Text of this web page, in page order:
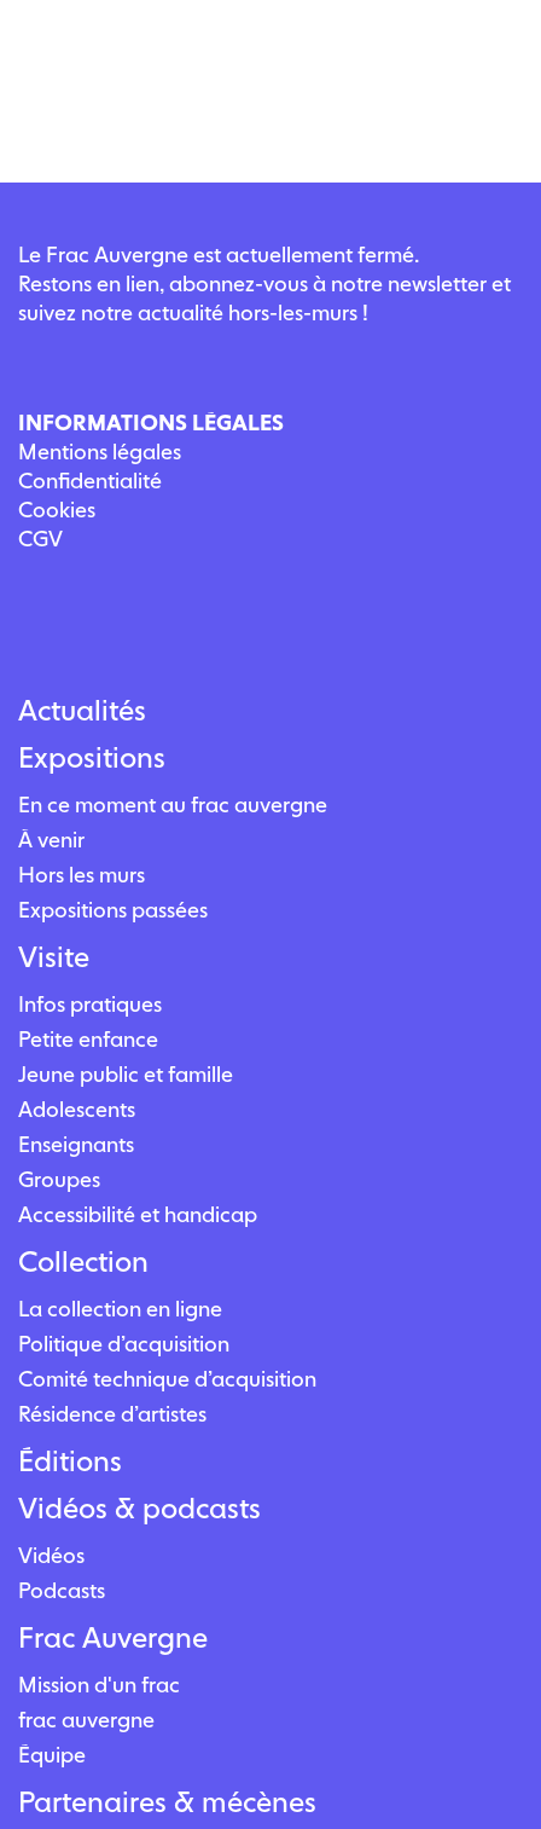
Le Frac Auvergne est actuellement fermé.
Restons en lien, abonnez-vous à notre newsletter et
suivez notre actualité hors-les-murs !
INFORMATIONS LÉGALES
Mentions légales
Confidentialité
Cookies
CGV
Actualités
Expositions
En ce moment au frac auvergne
À venir
Hors les murs
Expositions passées
Visite
Infos pratiques
Petite enfance
Jeune public et famille
Adolescents
Enseignants
Groupes
Accessibilité et handicap
Collection
La collection en ligne
Politique d’acquisition
Comité technique d’acquisition
Résidence d’artistes
Éditions
Vidéos & podcasts
Vidéos
Podcasts
Frac Auvergne
Mission d'un frac
frac auvergne
Équipe
Partenaires & mécènes